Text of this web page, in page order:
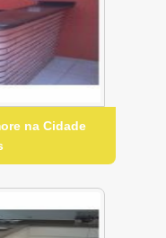
na Cidade